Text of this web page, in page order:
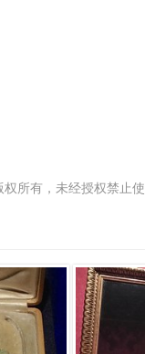
所有，未经授权禁止使